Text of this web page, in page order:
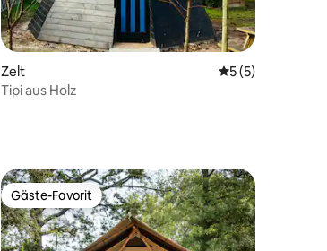
Zelt
5 (5)
Tipi aus Holz
Gäste-Favorit
Gäste-Favorit